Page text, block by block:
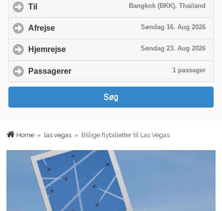
Home » las vegas » Billige flybilletter til Las Vegas